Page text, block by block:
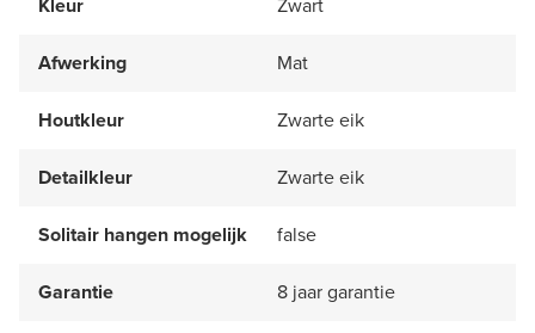
Afwerking Mat
Houtkleur Zwarte eik
Detailkleur Zwarte eik
Solitair hangen mogelijk false
Garantie 8 jaar garantie